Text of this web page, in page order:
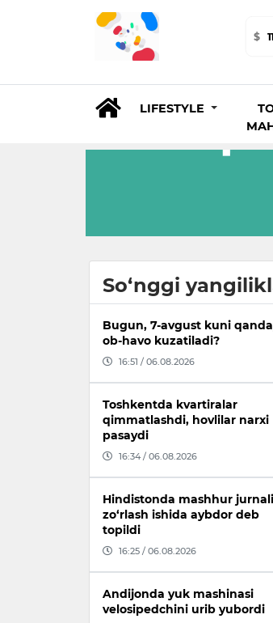
$
LIFESTYLE
So‘nggi
Bugun, 7-avgust kuni
ob-havo kuzatiladi?
16:51 / 06.08.2026
Toshkentda kvartiralar
qimmatlashdi, hovlilar narxi
pasaydi
16:34 / 06.08.2026
Hindistonda mashhur
zo‘rlash ishida aybdor deb
topildi
16:25 / 06.08.2026
Andijonda yuk mashinasi
velosipedchini urib yubordi